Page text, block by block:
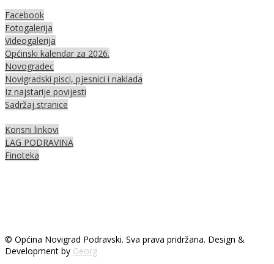
Facebook
Fotogalerija
Videogalerija
Općinski kalendar za 2026.
Novogradec
Novigradski pisci, pjesnici i naklada
Iz najstarije povijesti
Sadržaj stranice
Korisni linkovi
LAG PODRAVINA
Finoteka
© Općina Novigrad Podravski. Sva prava pridržana. Design &
Development by Georg